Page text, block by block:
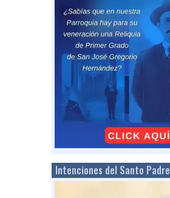
Intenciones del Santo Padre